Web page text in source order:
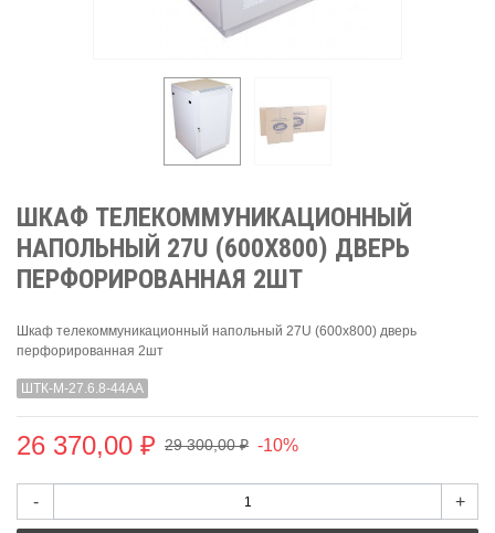
ШКАФ ТЕЛЕКОММУНИКАЦИОННЫЙ
НАПОЛЬНЫЙ 27U (600X800) ДВЕРЬ
ПЕРФОРИРОВАННАЯ 2ШТ
Шкаф телекоммуникационный напольный 27U (600x800) дверь
перфорированная 2шт
ШТК-М-27.6.8-44АА
26 370,00 ₽ 29 300,00 ₽ -10%
- +